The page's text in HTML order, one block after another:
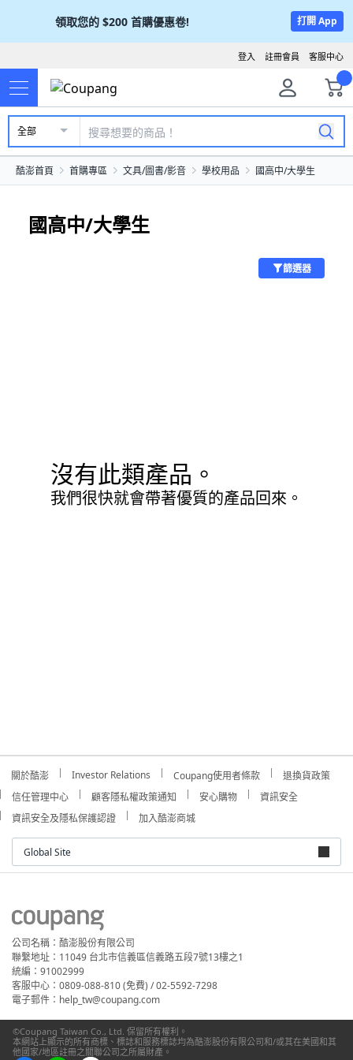
領取您的 $200 首購優惠卷! 打開 App
客服中心
註冊會員
登入
全部
酷澎首頁 首購專區 文具/圖書/影音 學校用品 國高中/大學生
國高中/大學生
篩選器
沒有此類產品。
我們很快就會帶著優質的產品回來。
關於酷澎 Investor Relations Coupang使用者條款
退換貨政策
信任管理中心
顧客隱私權政策通知 安心購物
資訊安全
資訊安全及隱私保護認證
加入酷澎商城
Global Site
公司名稱：酷澎股份有限公司
聯繫地址：11049 台北市信義區信義路五段7號13樓之1
統編：91002999
客服中心：0809-088-810 (免費) / 02-5592-7298
電子郵件：help_tw@coupang.com
©Coupang Taiwan Co., Ltd. 保留所有權利。
本網站上顯示的所有商標、標誌和服務標誌均為酷澎股份有限公司和/或其在美國和其
他國家/地區註冊之關聯公司之所屬財產。